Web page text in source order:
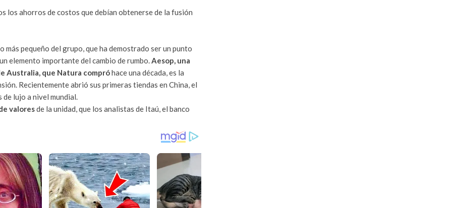
los ahorros de costos que debían obtenerse de la fusión
pequeño del grupo, que ha demostrado ser un punto
elemento importante del cambio de rumbo.Aesop, una
Australia, que Natura compróhaceuna década, es la
Recientemente abrió sus primeras tiendas en China, el
lujo a nivel mundial.
valoresde la unidad, que los analistas de Itaú, el banco